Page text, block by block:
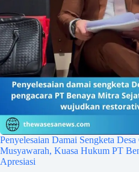
Penyelesaian Damai Sengketa
Musyawarah, Kuasa Hukum PT
Apresiasi